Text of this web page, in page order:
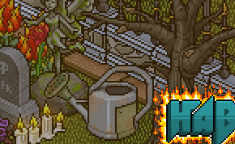
HabCat